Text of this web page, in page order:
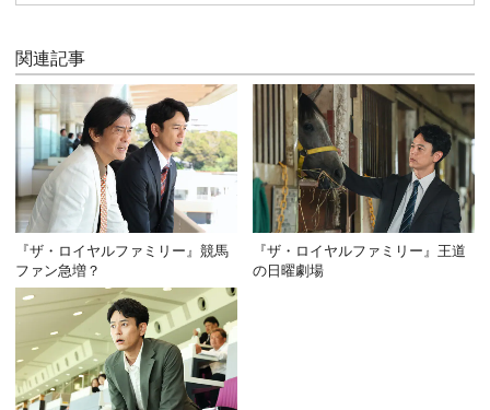
関連記事
『ザ・ロイヤルファミリー』競馬
ファン急増？
『ザ・ロイヤルファミリー』王道
の日曜劇場